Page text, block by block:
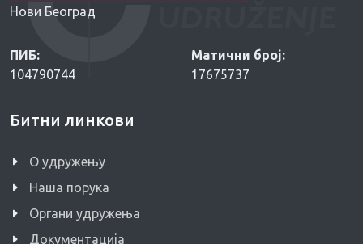
Нови Београд
ПИБ:
104790744
Матични број:
17675737
Битни линкови
O удружењу
Наша порука
Органи удружења
Документација